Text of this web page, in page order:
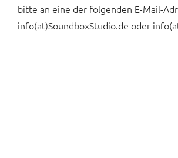
bitte an eine der folgenden E-Mail-
info(at)SoundboxStudio.de oder